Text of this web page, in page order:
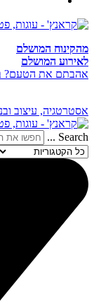
מהקינוח המושלם
לאירוע המושלם
אהבתם את הטעם?
אסטרטגיה, עיצוב
Search ...